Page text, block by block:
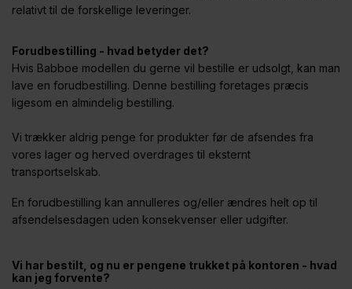
relativt til de forskellige leveringer.
Forudbestilling - hvad betyder det?
Hvis Babboe modellen du gerne vil bestille er udsolgt, kan man
lave en forudbestilling. Denne bestilling foretages præcis
ligesom en almindelig bestilling.
Vi trækker aldrig penge for produkter før de afsendes fra
vores lager og herved overdrages til eksternt
transportselskab.
En forudbestilling kan annulleres og/eller ændres helt op til
afsendelsesdagen uden konsekvenser eller udgifter.
Vi har bestilt, og nu er pengene trukket på kontoren - hvad
kan jeg forvente?